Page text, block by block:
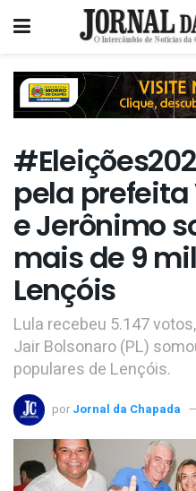
pela prefeita
e Jerônimo
mais de 9
Lençóis
Lula recebeu 5.147
Jair Bolsonaro (PL)
populares de Lençóis.
por Jornal da Chapada